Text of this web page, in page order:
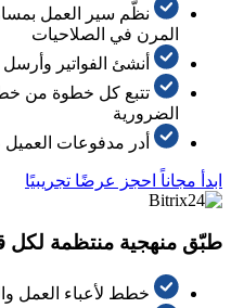
نظّم سير العمل
المرن في الصلاحيات
أنشئ الفواتير وأرسل
تتبع كل خطوة من
الضرورية
أدر مدفوعات
ابدأ مجاناً احجز عرضًا تجريبيًا
طبّق منهجية منتظمة لكل
خطط لأعباء العمل